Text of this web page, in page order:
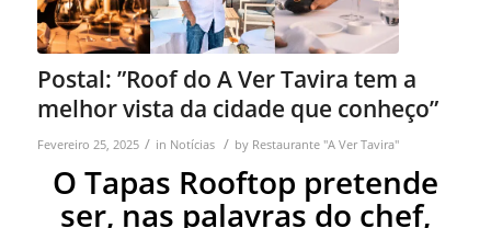
Postal: ”Roof do A Ver Tavira tem a
melhor vista da cidade que conheço”
Fevereiro 25, 2025 / in Notícias / by Restaurante "A Ver Tavira"
O Tapas Rooftop pretende
ser, nas palavras do chef,